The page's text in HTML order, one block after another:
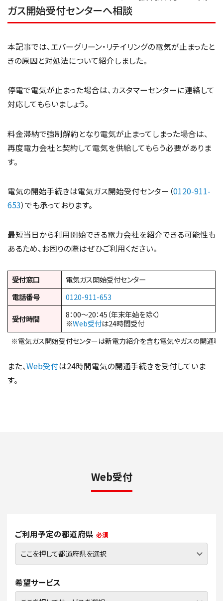
ガス開始受付センターへ相談
本記事では、エバーグリーン・リテイリングの電気が止まったと
きの原因と対処法について紹介しました。
停電で電気が止まった場合は、カスタマーセンターに連絡して
対応してもらいましょう。
料金滞納で強制解約となり電気が止まってしまった場合は、
再度電力会社と契約して電気を供給してもらう必要がありま
す。
電気の開始手続きは電気ガス開始受付センター（0120-911-
653）でも承っております。
最短当日から利用開始できる電力会社を紹介できる可能性も
あるため、お困りの際はぜひご利用ください。
受付窓口
電気ガス開始受付センター
電話番号
0120-911-653
受付時間
8：00～20：45（年末年始を除く）
※Web受付は24時間受付
※電気ガス開始受付センターは新電力紹介を含む電気やガスの開通専
また、Web受付は24時間電気の開通手続きを受付していま
す。
Web受付
ご利用予定の都道府県 必須
希望サービス